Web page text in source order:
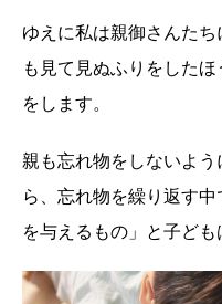
ゆえに私は親御さんた
も見て見ぬふりをした
をします。
親も忘れ物をしないよ
ら、忘れ物を繰り返す
を与えるもの」と子ども